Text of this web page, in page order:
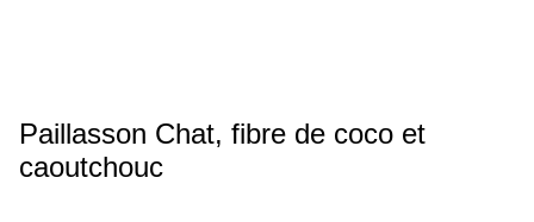
Paillasson Chat, fibre de coco et
caoutchouc